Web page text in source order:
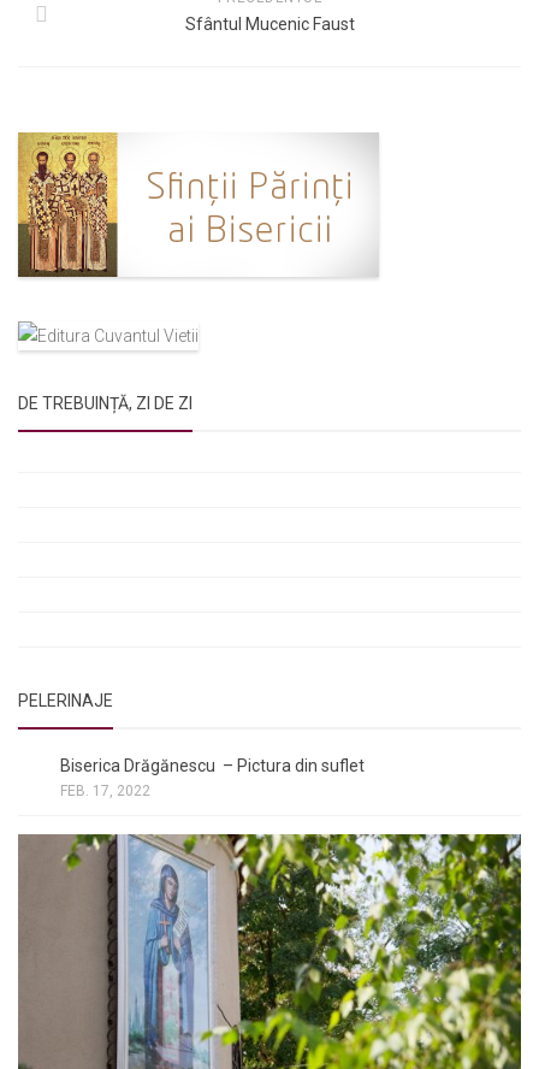
Sfântul Mucenic Faust
DE TREBUINȚĂ, ZI DE ZI
PELERINAJE
Biserica Drăgănescu – Pictura din suflet
FEB. 17, 2022